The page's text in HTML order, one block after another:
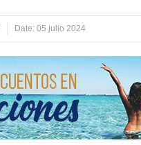
Date: 05 julio 2024